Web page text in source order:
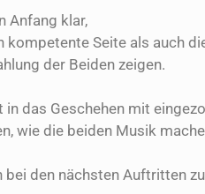
Anfang klar,
Seite als auch
der Beiden zeigen.
das Geschehen mit
wie die beiden Musik
den nächsten Auftritten